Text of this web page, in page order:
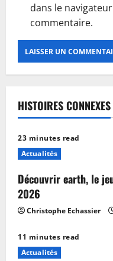
dans le
commentaire.
HISTOIRES CONNEXES
23 minutes read
Actualités
Découvrir earth, le
2026
Christophe Echassier
11 minutes read
Actualités